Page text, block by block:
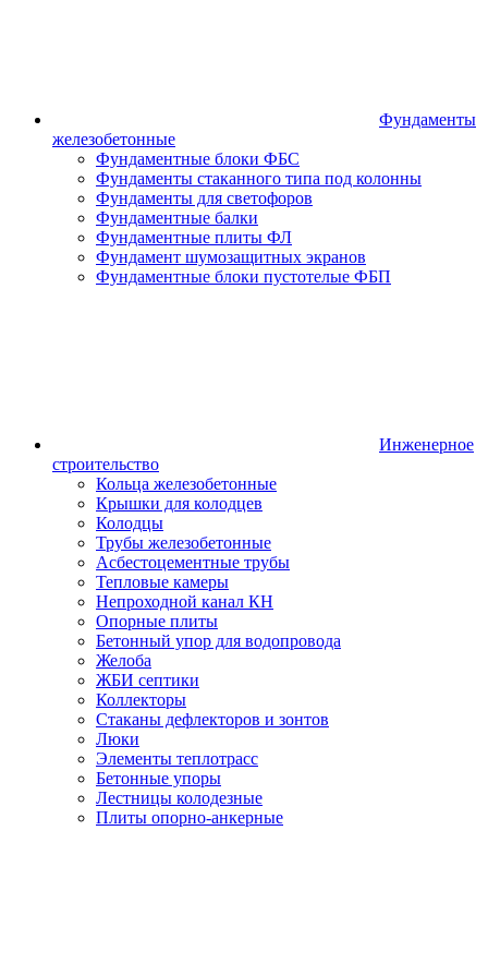
Фундаменты
железобетонные
Фундаментные блоки ФБС
Фундаменты стаканного типа под колонны
Фундаменты для светофоров
Фундаментные балки
Фундаментные плиты ФЛ
Фундамент шумозащитных экранов
Фундаментные блоки пустотелые ФБП
Инженерное
строительство
Кольца железобетонные
Крышки для колодцев
Колодцы
Трубы железобетонные
Асбестоцементные трубы
Тепловые камеры
Непроходной канал КН
Опорные плиты
Бетонный упор для водопровода
Желоба
ЖБИ септики
Коллекторы
Стаканы дефлекторов и зонтов
Люки
Элементы теплотрасс
Бетонные упоры
Лестницы колодезные
Плиты опорно-анкерные